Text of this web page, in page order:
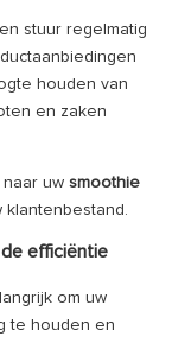
stuur regelmatig
houden van
en zaken
uw smoothie
efficiëntie
om uw
te houden en